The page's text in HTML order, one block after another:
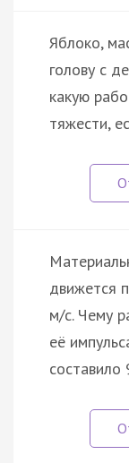
Яблоко,
голову с
какую
тяжести,
движется
м/с. Чему
её
составило